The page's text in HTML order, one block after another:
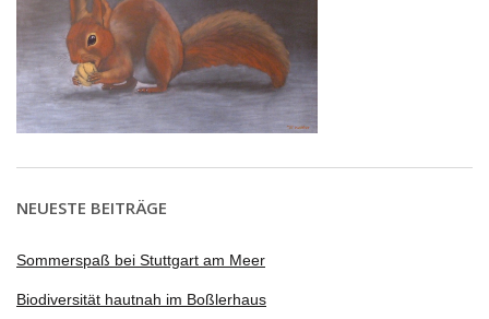
NEUESTE BEITRÄGE
Sommerspaß bei Stuttgart am Meer
Biodiversität hautnah im Boßlerhaus